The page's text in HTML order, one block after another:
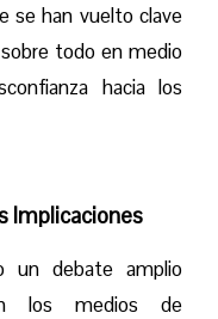
se han vuelto clave
todo en medio
hacia los
Implicaciones
un debate amplio
los medios de